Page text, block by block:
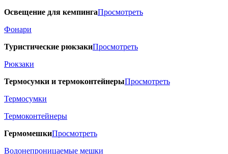
Освещение для кемпингаПросмотреть
Фонари
Туристические рюкзакиПросмотреть
Рюкзаки
Термосумки и термоконтейнерыПросмотреть
Термосумки
Термоконтейнеры
ГермомешкиПросмотреть
Водонепроницаемые мешки